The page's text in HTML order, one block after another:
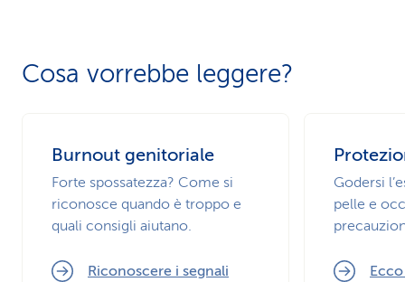
Cosa vorrebbe leggere?
Burnout genitoriale
Forte spossatezza? Come si
riconosce quando è troppo e
quali consigli aiutano.
Riconoscere i segnali
Godersi
pelle e